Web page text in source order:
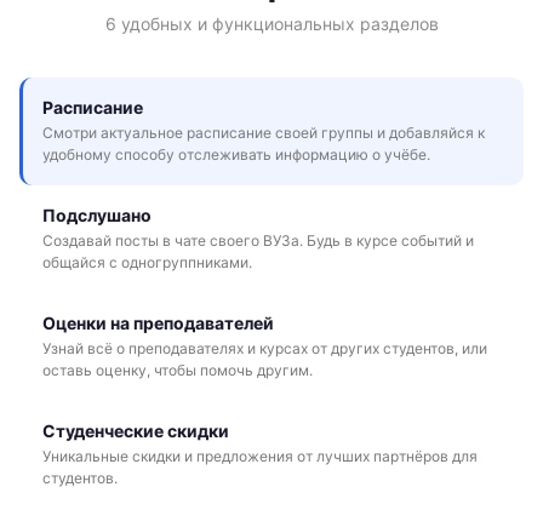
6 удобных и функциональных разделов
Расписание
Смотри актуальное расписание своей группы и добавляйся к
удобному способу отслеживать информацию о учёбе.
Подслушано
Создавай посты в чате своего ВУЗа. Будь в курсе событий и
общайся с одногруппниками.
Оценки на преподавателей
Узнай всё о преподавателях и курсах от других студентов, или
оставь оценку, чтобы помочь другим.
Студенческие скидки
Уникальные скидки и предложения от лучших партнёров для
студентов.